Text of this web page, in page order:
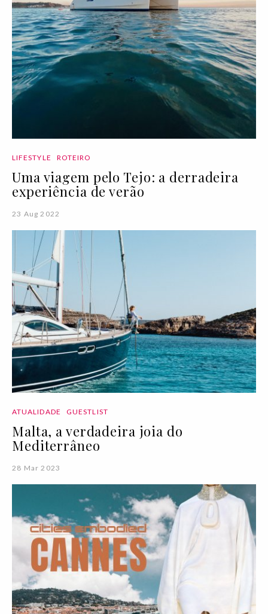
LIFESTYLE ROTEIRO
Uma viagem pelo Tejo: a derradeira
experiência de verão
23 Aug 2022
ATUALIDADE GUESTLIST
Malta, a verdadeira joia do
Mediterrâneo
28 Mar 2023